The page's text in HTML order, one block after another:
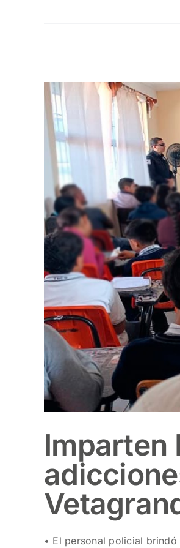
View
Larger
Image
Imparten
• El personal policial